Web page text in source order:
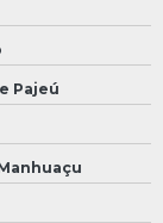
Pajeú